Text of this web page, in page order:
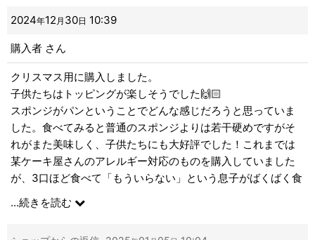
2024年12 月 30日 10:39
購入者 さん
クリスマス用に購入しました。
子供たちはトッピングが楽しそうでした🙌🏻
スポンジがパンということでどんな感じだろうと思っていま
した。食べてみると普通のスポンジよりは若干硬めですがそ
れがまた美味しく、子供たちにも大好評でした！これまでは
某ケーキ屋さんのアレルギー対応のものを購入していました
が、3口ほど食べて「もういらない」という息子がばくばく食
べ、また食べたいと言っていました。
ありがとうございました！
...続きを読む